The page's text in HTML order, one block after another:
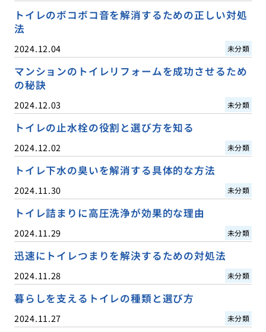
トイレのボコボコ音を解消するための正しい対処
法
2024.12.04 未分類
マンションのトイレリフォームを成功させるため
の秘訣
2024.12.03 未分類
トイレの止水栓の役割と選び方を知る
2024.12.02 未分類
トイレ下水の臭いを解消する具体的な方法
2024.11.30 未分類
トイレ詰まりに高圧洗浄が効果的な理由
2024.11.29 未分類
迅速にトイレつまりを解決するための対処法
2024.11.28 未分類
暮らしを支えるトイレの種類と選び方
2024.11.27 未分類